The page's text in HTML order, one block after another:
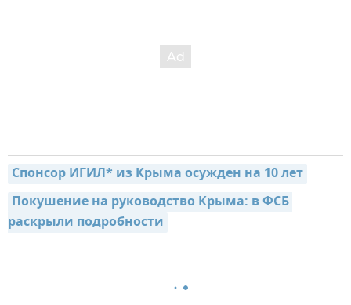
Спонсор ИГИЛ* из Крыма осужден на 10 лет
Покушение на руководство Крыма: в ФСБ
раскрыли подробности